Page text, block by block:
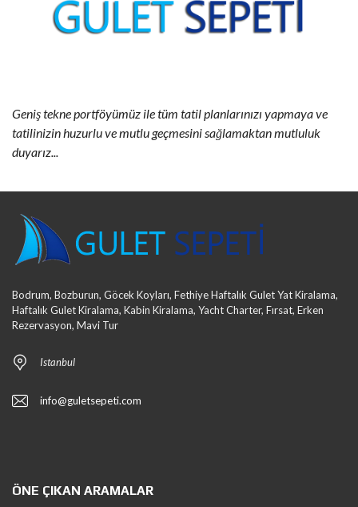
Geniş tekne portföyümüz ile tüm tatil planlarınızı yapmaya ve
tatilinizin huzurlu ve mutlu geçmesini sağlamaktan mutluluk
duyarız...
Bodrum, Bozburun, Göcek Koyları, Fethiye Haftalık Gulet Yat Kiralama,
Haftalık Gulet Kiralama, Kabin Kiralama, Yacht Charter, Fırsat, Erken
Rezervasyon, Mavi Tur
Istanbul
info@guletsepeti.com
ÖNE ÇIKAN ARAMALAR